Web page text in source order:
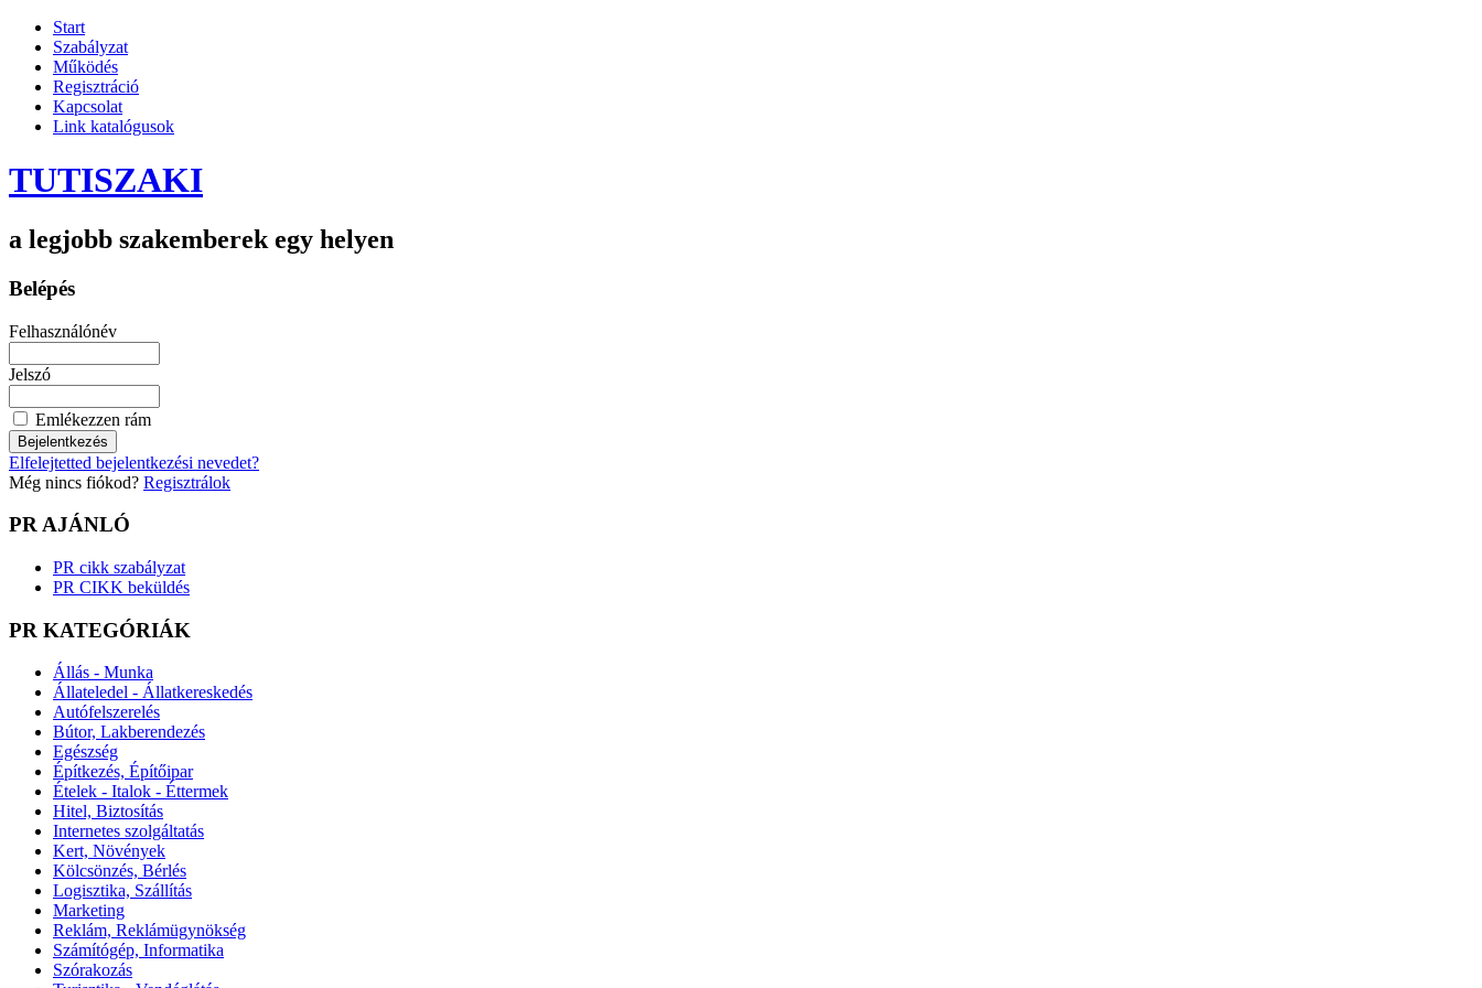
Start
Szabályzat
Működés
Regisztráció
Kapcsolat
Link katalógusok
TUTISZAKI
a legjobb szakemberek egy helyen
Belépés
Felhasználónév
Jelszó
Emlékezzen rám
Elfelejtetted bejelentkezési nevedet?
Még nincs fiókod? Regisztrálok
PR AJÁNLÓ
PR cikk szabályzat
PR CIKK beküldés
PR KATEGÓRIÁK
Állás - Munka
Állateledel - Állatkereskedés
Autófelszerelés
Bútor, Lakberendezés
Egészség
Építkezés, Építőipar
Ételek - Italok - Éttermek
Hitel, Biztosítás
Internetes szolgáltatás
Kert, Növények
Kölcsönzés, Bérlés
Logisztika, Szállítás
Marketing
Reklám, Reklámügynökség
Számítógép, Informatika
Szórakozás